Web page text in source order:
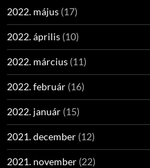
2022. május (17)
2022. április (10)
2022. március (11)
2022. február (16)
2022. január (15)
2021. december (12)
2021. november (22)